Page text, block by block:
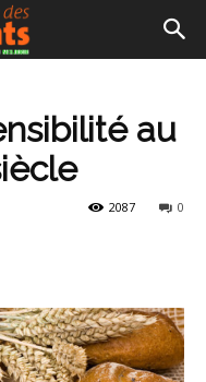
au
0
2087